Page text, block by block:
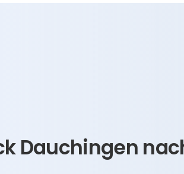
Dauchingen